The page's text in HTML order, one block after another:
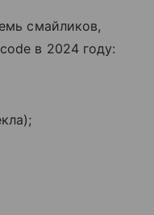
смайликов,
в 2024 году: